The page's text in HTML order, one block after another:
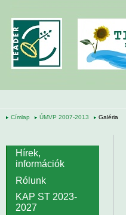
Címlap ÚMVP 2007-2013 Galéria
Hírek,
információk
Rólunk
KAP ST 2023-
2027